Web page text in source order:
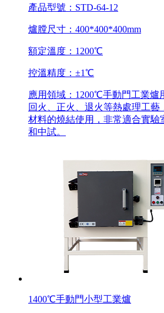
產品型號：STD-64-12
爐膛尺寸：400*400*400mm
額定溫度：1200℃
控溫精度：±1℃
應用領域：1200℃手動門工業爐
回火、正火、退火等熱處理工藝
材料的燒結使用，非常適合實驗
和中試。
1400℃手動門小型工業爐